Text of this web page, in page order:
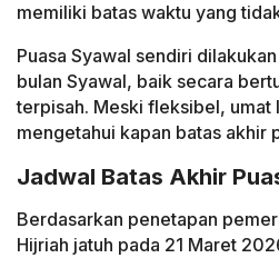
memiliki batas waktu yang
Puasa Syawal sendiri
bulan Syawal, baik secara
terpisah. Meski fleksibel, umat
mengetahui kapan batas akhir
Jadwal Batas Akhir
Berdasarkan penetapan
Hijriah jatuh pada 21 Maret